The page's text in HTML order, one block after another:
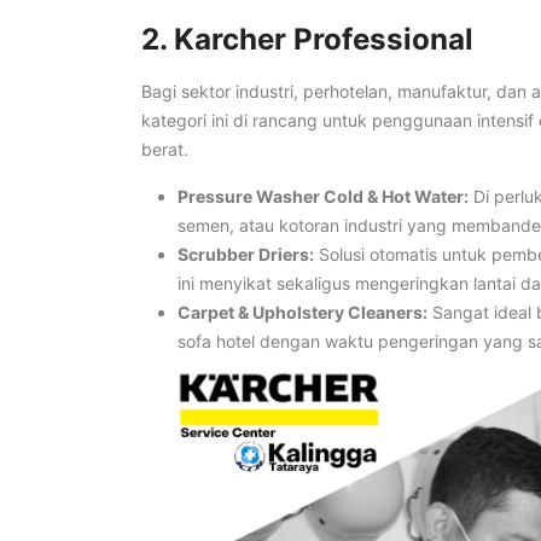
2. Karcher Professional
Bagi sektor industri, perhotelan, manufaktur, dan
kategori ini di rancang untuk penggunaan
berat.
Pressure Washer Cold & Hot Water: Di
semen, atau kotoran industri yang
Scrubber Driers: Solusi otomatis untuk
ini menyikat sekaligus mengeringkan lantai
Carpet & Upholstery Cleaners: Sangat ideal
sofa hotel dengan waktu pengeringan yang